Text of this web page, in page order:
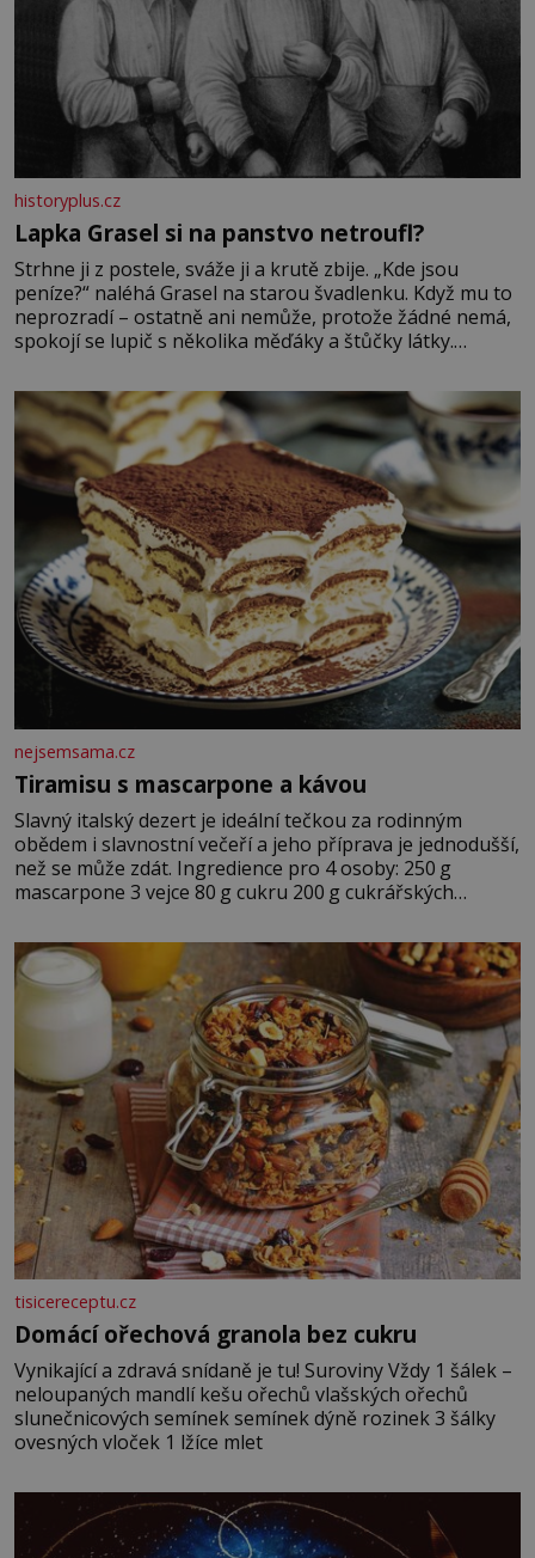
historyplus.cz
Lapka Grasel si na panstvo netroufl?
Strhne ji z postele, sváže ji a krutě zbije. „Kde jsou
peníze?“ naléhá Grasel na starou švadlenku. Když mu to
neprozradí – ostatně ani nemůže, protože žádné nemá,
spokojí se lupič s několika měďáky a štůčky látky.
krutý. Jeho činy budí hrůzu ještě dlouho po jeho smrti
nejsemsama.cz
Tiramisu s mascarpone a kávou
Slavný italský dezert je ideální tečkou za rodinným
obědem i slavnostní večeří a jeho příprava je jednodušší,
než se může zdát. Ingredience pro 4 osoby: 250 g
mascarpone 3 vejce 80 g cukru 200 g cukrářských
posypání Postup: Oddělte žloutky od bílků. Žloutky
vyšlehejte s cukrem do světlé pěny a postupně do nich
vmíchejte mascarpone, aby vznikl hladký
tisicereceptu.cz
Domácí ořechová granola bez cukru
Vynikající a zdravá snídaně je tu! Suroviny Vždy 1 šálek –
neloupaných mandlí kešu ořechů vlašských ořechů
slunečnicových semínek semínek dýně rozinek 3 šálky
ovesných vloček 1 lžíce mlet